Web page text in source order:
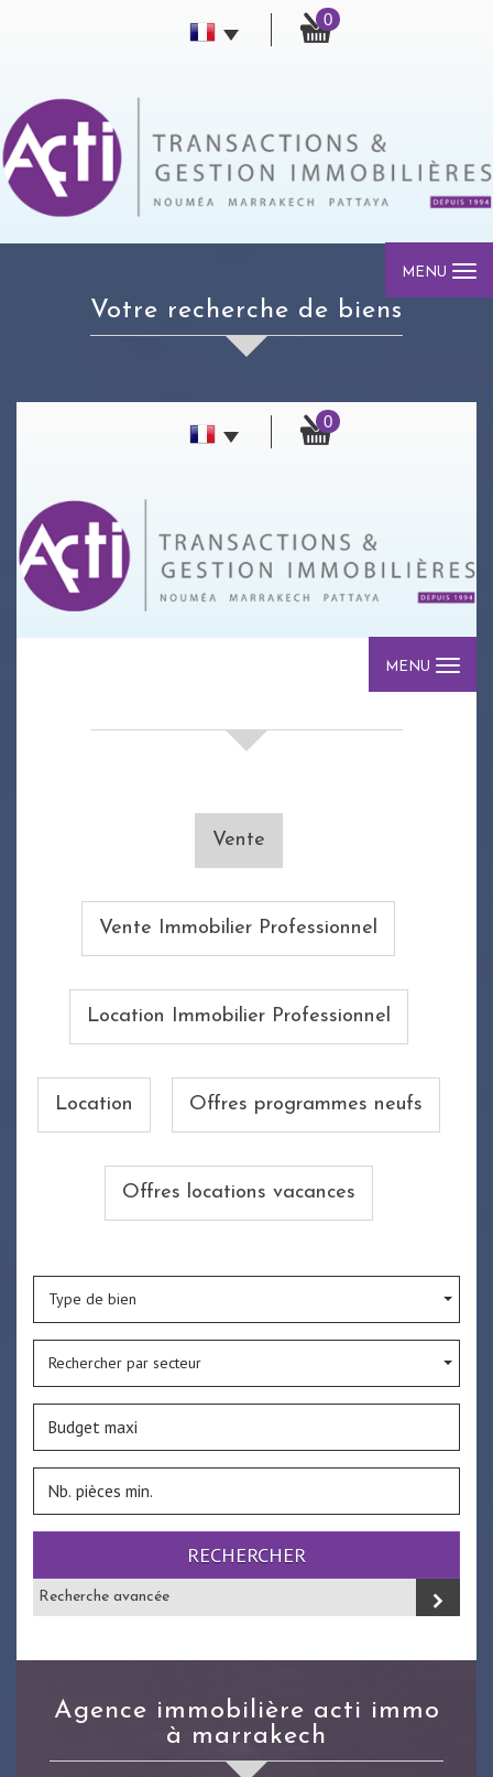
0
MENU
votre recherche de biens
0
MENU
Vente
Vente Immobilier Professionnel
Location Immobilier Professionnel
Location Offres programmes neufs
Offres locations vacances
Type de bien
Rechercher par secteur
RECHERCHER
Recherche avancée
agence immobilière acti immo
à marrakech